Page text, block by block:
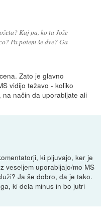
Kaj pa, ko ta Jože
Pa potem še dve? Ga
Zato je glavno
vidijo težavo - koliko
način da uporabljate ali
ki pljuvajo, ker je
veseljem uporabljajo/mo MS
Ja še dobro, da je tako.
ki dela minus in bo jutri